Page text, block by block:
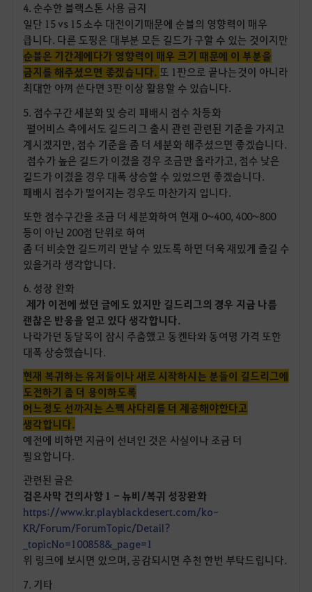
4. 순수한 블랙스톤 사용 금지
일단 15 vs 15 소수 대전이기때문에 순블의 영향력이 매우
큽니다. 다른 도핑은 대부분 모든 길드가 구할 수 있는 것이지만
순블은 기간제에다가 영향력이 매우 크기 때문에 이 부분을
금지를 해주셨으면 좋겠습니다. 또 1판으로 끝나는것이 아니라
최대한 아껴 쓴다면 3판 이상 활용할 수 있습니다.
5. 점수구간 세분화 및 승리 패배시 점수 차등화
펄어비스 측에서도 길드리그 출시 관련 관련된 기준을 가지고
계시겠지만, 점수 기준을 좀 더 세분화 해주셨으면 좋겠습니다.
점수가 높은 길드가 이겼을 경우 조금만 올라가고, 점수 낮은
길드가 이겼을 경우 대폭 상승할 수 있었으면 좋겠습니다.
패배시 점수가 떨어지는 경우도 마찬가지 입니다.
또한 점수구간을 조금 더 세분화하여 현재 0~400, 400~800
등이 아닌 200점 단위로 하여
좀 더 비슷한 길드끼리 만날 수 있도록 하면 더욱 재밌게 즐길 수
있을거라 생각합니다.
6. 성장 완화
제가 이전에 썼던 글에도 있지만 길드리그의 경우 지금 나름
괜찮은 반응을 얻고 있다 생각합니다.
나락가던 동달목이 잠시 주춤했고 동켄타와 동여명 가격 또한
대폭 상승했습니다.
현재 복귀하는 유저들이나 새로 시작하시는 분들이 길드리그에
도전하기 좀 더 용이하도록
어느정도 선까지는 스펙 사다리를 더 제공해야한다고
생각합니다.
예전에 비하면 지금이 선녀인 것은 사실이나 조금 더
필요합니다.
관련된 글은
검은사막 건의사항 1 - 뉴비/복귀 성장완화
https://www.kr.playblackdesert.com/ko-
KR/Forum/ForumTopic/Detail?
_topicNo=100858&_page=1
위 링크에 보시면 있으며, 공감되시면 추천 한번 부탁드립니다.
7. 기타